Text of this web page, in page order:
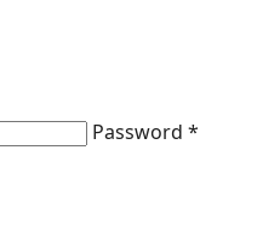
Password *